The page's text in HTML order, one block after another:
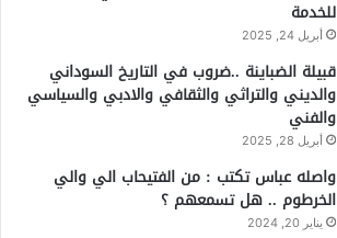
للخدمة
أبريل 24, 2025
قبيلة الضباينة ..ضروب في التاريخ السوداني
والديني والتراثي والثقافي والادبي والسياسي
والفني
أبريل 28, 2025
واصله عباس تكتب : من الفتيحاب الي والي
الخرطوم .. هل تسمعهم ؟
يناير 20, 2024